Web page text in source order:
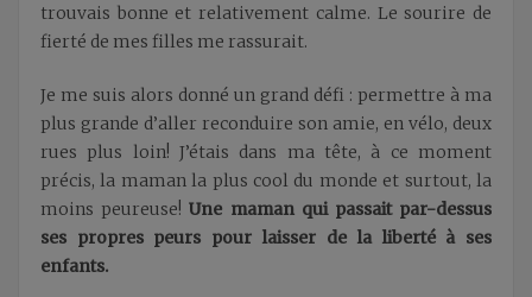
trouvais bonne et relativement calme. Le sourire de
fierté de mes filles me rassurait.
Je me suis alors donné un grand défi : permettre à ma
plus grande d’aller reconduire son amie, en vélo, deux
rues plus loin! J’étais dans ma tête, à ce moment
précis, la maman la plus cool du monde et surtout, la
moins peureuse!Une maman qui passait par-dessus
ses propres peurs pour laisser de la liberté à ses
enfants.